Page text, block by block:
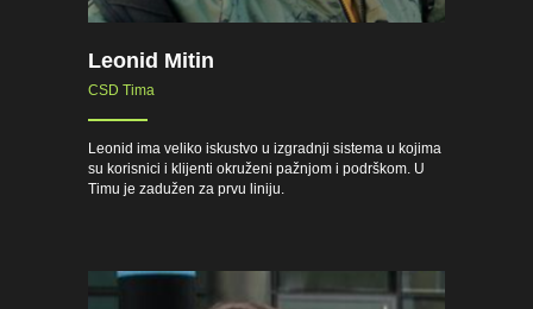
Leonid Mitin
CSD Tima
Leonid ima veliko iskustvo u izgradnji sistema u kojima
su korisnici i klijenti okruženi pažnjom i podrškom. U
Timu je zadužen za prvu liniju.